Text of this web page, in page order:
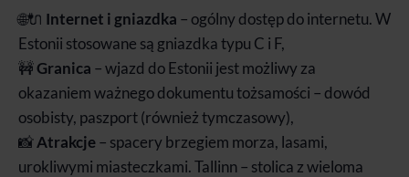
🌐🔌 Internet i gniazdka – ogólny dostęp do internetu. W
Estonii stosowane są gniazdka typu C i F,
🚧Granica – wjazd do Estonii jest możliwy za
okazaniem ważnego dokumentu tożsamości – dowód
osobisty, paszport (również tymczasowy),
📸Atrakcje– spacery brzegiem morza, lasami,
urokliwymi miasteczkami. Tallinn – stolica z wieloma